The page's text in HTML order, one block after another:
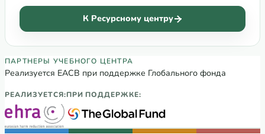
К Ресурсному центру
Партнеры Регионального учебного
ПАРТНЕРЫ УЧЕБНОГО ЦЕНТРА
Реализуется ЕАСВ при поддержке Глобального фонда
РЕАЛИЗУЕТСЯ:ПРИ ПОДДЕРЖКЕ: